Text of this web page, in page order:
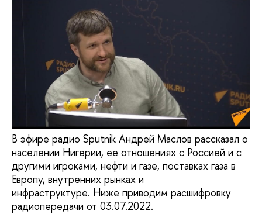
В эфире радио Sputnik Андрей Маслов рассказал о
населении Нигерии, ее отношениях с Россией и с
другими игроками, нефти и газе, поставках газа в
Европу, внутренних рынках и
инфраструктуре. Ниже приводим расшифровку
радиопередачи от 03.07.2022.